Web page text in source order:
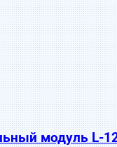
модуль L-